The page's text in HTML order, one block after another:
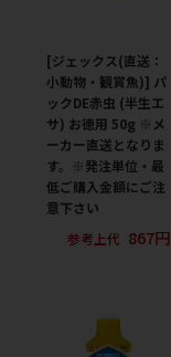
[ジェックス(直送：
小動物・観賞魚)] パ
ックDE赤虫 (半生エ
サ) お徳用 50g ※メ
ーカー直送となりま
す。※発注単位・最
低ご購入金額にご注
意下さい
参考上代 867円